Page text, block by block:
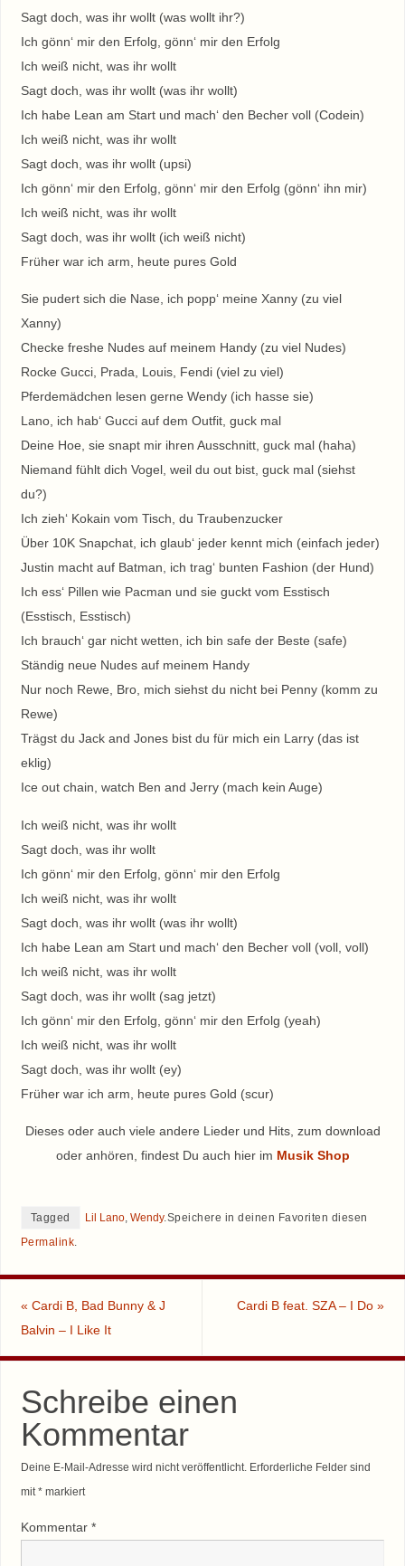
Sagt doch, was ihr wollt (was wollt ihr?)
Ich gönn‘ mir den Erfolg, gönn‘ mir den Erfolg
Ich weiß nicht, was ihr wollt
Sagt doch, was ihr wollt (was ihr wollt)
Ich habe Lean am Start und mach‘ den Becher voll (Codein)
Ich weiß nicht, was ihr wollt
Sagt doch, was ihr wollt (upsi)
Ich gönn‘ mir den Erfolg, gönn‘ mir den Erfolg (gönn‘ ihn mir)
Ich weiß nicht, was ihr wollt
Sagt doch, was ihr wollt (ich weiß nicht)
Früher war ich arm, heute pures Gold
Sie pudert sich die Nase, ich popp‘ meine Xanny (zu viel
Xanny)
Checke freshe Nudes auf meinem Handy (zu viel Nudes)
Rocke Gucci, Prada, Louis, Fendi (viel zu viel)
Pferdemädchen lesen gerne Wendy (ich hasse sie)
Lano, ich hab‘ Gucci auf dem Outfit, guck mal
Deine Hoe, sie snapt mir ihren Ausschnitt, guck mal (haha)
Niemand fühlt dich Vogel, weil du out bist, guck mal (siehst
du?)
Ich zieh‘ Kokain vom Tisch, du Traubenzucker
Über 10K Snapchat, ich glaub‘ jeder kennt mich (einfach jeder)
Justin macht auf Batman, ich trag‘ bunten Fashion (der Hund)
Ich ess‘ Pillen wie Pacman und sie guckt vom Esstisch
(Esstisch, Esstisch)
Ich brauch‘ gar nicht wetten, ich bin safe der Beste (safe)
Ständig neue Nudes auf meinem Handy
Nur noch Rewe, Bro, mich siehst du nicht bei Penny (komm zu
Rewe)
Trägst du Jack and Jones bist du für mich ein Larry (das ist
eklig)
Ice out chain, watch Ben and Jerry (mach kein Auge)
Ich weiß nicht, was ihr wollt
Sagt doch, was ihr wollt
Ich gönn‘ mir den Erfolg, gönn‘ mir den Erfolg
Ich weiß nicht, was ihr wollt
Sagt doch, was ihr wollt (was ihr wollt)
Ich habe Lean am Start und mach‘ den Becher voll (voll, voll)
Ich weiß nicht, was ihr wollt
Sagt doch, was ihr wollt (sag jetzt)
Ich gönn‘ mir den Erfolg, gönn‘ mir den Erfolg (yeah)
Ich weiß nicht, was ihr wollt
Sagt doch, was ihr wollt (ey)
Früher war ich arm, heute pures Gold (scur)
Dieses oder auch viele andere Lieder und Hits, zum download
oder anhören, findest Du auch hier im Musik Shop
Tagged Lil Lano, Wendy. Speichere in deinen Favoriten diesen
Permalink
« Cardi B, Bad Bunny & J
Balvin – I Like It
Cardi B feat. SZA – I Do»
Schreibe einen
Kommentar
Deine E-Mail-Adresse wird nicht veröffentlicht. Erforderliche Felder sind
mit *markiert
Kommentar *